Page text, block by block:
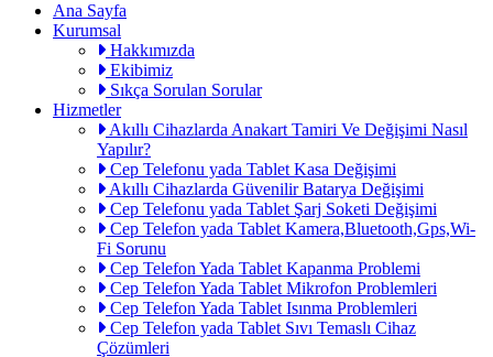
Ana Sayfa
Kurumsal
Hakkımızda
Ekibimiz
Sıkça Sorulan Sorular
Hizmetler
Akıllı Cihazlarda Anakart Tamiri Ve Değişimi Nasıl
Yapılır?
Cep Telefonu yada Tablet Kasa Değişimi
Akıllı Cihazlarda Güvenilir Batarya Değişimi
Cep Telefonu yada Tablet Şarj Soketi Değişimi
Cep Telefon yada Tablet Kamera,Bluetooth,Gps,Wi-
Fi Sorunu
Cep Telefon Yada Tablet Kapanma Problemi
Cep Telefon Yada Tablet Mikrofon Problemleri
Cep Telefon Yada Tablet Isınma Problemleri
Cep Telefon yada Tablet Sıvı Temaslı Cihaz
Çözümleri